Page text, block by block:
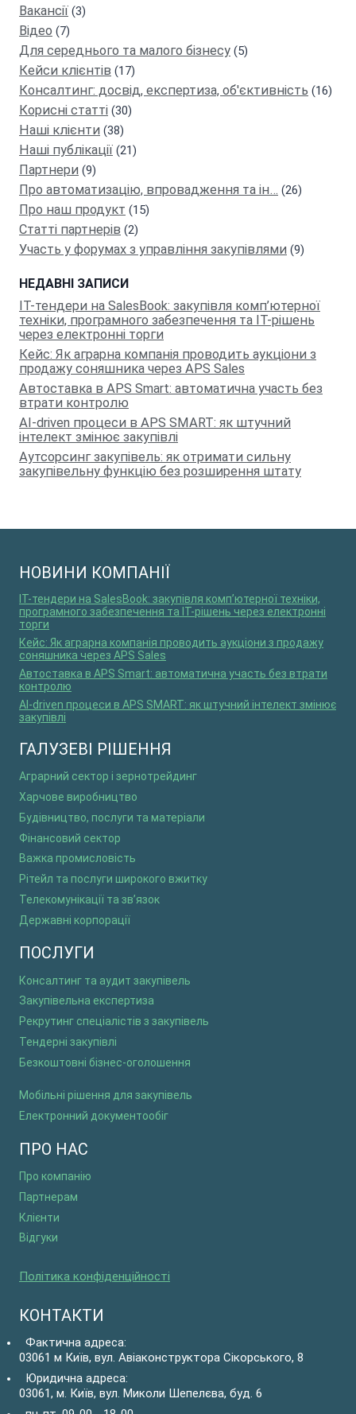
Вакансії (3)
Відео (7)
Для середнього та малого бізнесу (5)
Кейси клієнтів (17)
Консалтинг: досвід, експертиза, об'єктивність (16)
Кориснi статтi (30)
Наші клієнти (38)
Наші публікації (21)
Партнeри (9)
Про автоматизацію, впровадження та ін… (26)
Про наш продукт (15)
Статті партнерів (2)
Участь у форумах з управління закупівлями (9)
НЕДАВНІ ЗАПИСИ
IT-тендери на SalesBook: закупівля комп’ютерної
техніки, програмного забезпечення та ІТ-рішень
через електронні торги
Кейс: Як аграрна компанія проводить аукціони з
продажу соняшника через APS Sales
Автоставка в APS Smart: автоматична участь без
втрати контролю
AI-driven процеси в APS SMART: як штучний
інтелект змінює закупівлі
Аутсорсинг закупівель: як отримати сильну
закупівельну функцію без розширення штату
НОВИНИ КОМПАНІЇ
IT-тендери на SalesBook: закупівля комп’ютерної техніки,
програмного забезпечення та ІТ-рішень через електронні
торги
Кейс: Як аграрна компанія проводить аукціони з продажу
соняшника через APS Sales
Автоставка в APS Smart: автоматична участь без втрати
контролю
AI-driven процеси в APS SMART: як штучний інтелект змінює
закупівлі
ГАЛУЗЕВІ РІШЕННЯ
Аграрний сектор і зернотрейдинг
Харчове виробництво
Будівництво, послуги та матеріали
Фінансовий сектор
Важка промисловість
Рітейл та послуги широкого вжитку
Телекомунікації та зв’язок
Державні корпорації
ПОСЛУГИ
Консалтинг та аудит закупівель
Закупівельна експертиза
Рекрутинг спеціалістів з закупівель
Тендерні закупівлі
Безкоштовні бізнес-оголошення
Мобільні рішення для закупівель
Електронний документообіг
ПРО НАС
Про компанію
Партнерам
Клієнти
Відгуки
Політика конфіденційності
КОНТАКТИ
Фактична адреса:
03061 м Київ, вул. Авіаконструктора Сікорського, 8
Юридична адреса:
03061, м. Київ, вул. Миколи Шепелєва, буд. 6